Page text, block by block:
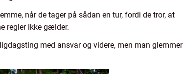
når de tager på sådan en tur, fordi de tror, at
regler ikke gælder.
med ansvar og videre, men man glemmer